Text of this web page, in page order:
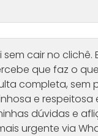
cair no
que faz o
completa, sem
e
dúvidas e
urgente via